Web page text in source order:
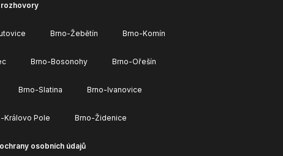
rozhovory
Brno-Žebětín Brno-Komín
Brno-Bosonohy Brno-Ořešín
Brno-Slatina Brno-Ivanovice
Královo Pole Brno-Židenice
osobních údajů